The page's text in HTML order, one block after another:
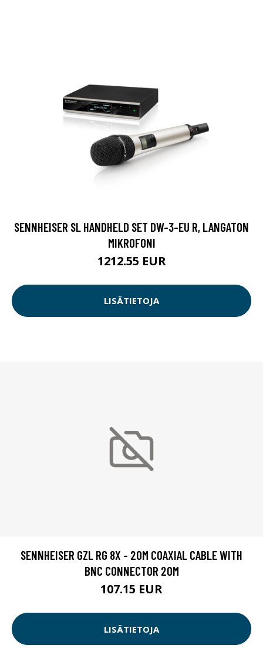
SENNHEISER SL HANDHELD SET DW-3-EU R, LANGATON
MIKROFONI
1212.55 EUR
LISÄTIETOJA
SENNHEISER GZL RG 8X - 20M COAXIAL CABLE WITH
BNC CONNECTOR 20M
107.15 EUR
LISÄTIETOJA